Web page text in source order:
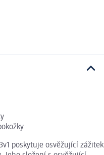
poskytuje osvěžující zážitek